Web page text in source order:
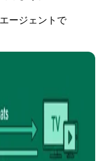
ージェントで